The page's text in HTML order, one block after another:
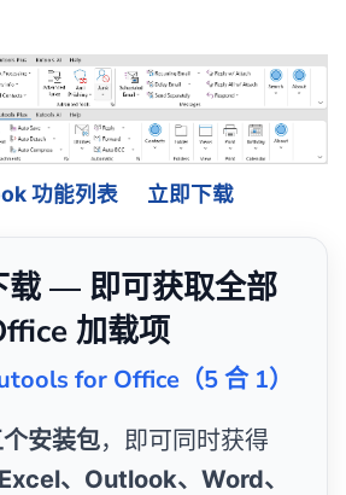
功能列表
立即下载
载 — 即可获取全部
加载项
for Office（5 合 1）
安装包，即可同时获得
、Outlook、Word、